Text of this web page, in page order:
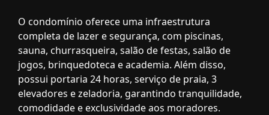
O condomínio oferece uma infraestrutura
completa de lazer e segurança, com piscinas,
sauna, churrasqueira, salão de festas, salão de
jogos, brinquedoteca e academia. Além disso,
possui portaria 24 horas, serviço de praia, 3
elevadores e zeladoria, garantindo tranquilidade,
comodidade e exclusividade aos moradores.